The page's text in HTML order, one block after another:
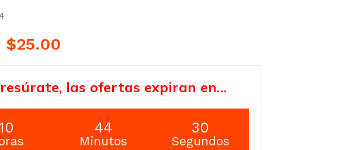
$25.00
las ofertas expiran en…
44
Minutos
29
Segundos